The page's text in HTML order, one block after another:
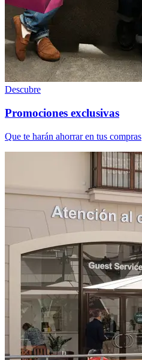
Descubre
Promociones exclusivas
Que te harán ahorrar en tus compras